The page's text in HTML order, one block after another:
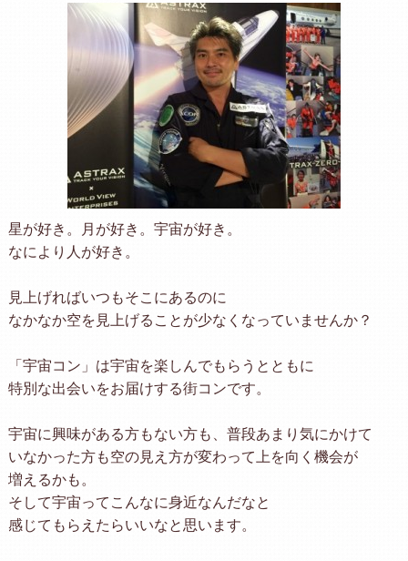
星が好き。月が好き。宇宙が好き。
なにより人が好き。
見上げればいつもそこにあるのに
なかなか空を見上げることが少なくなっていませんか？
「宇宙コン」は宇宙を楽しんでもらうとともに
特別な出会いをお届けする街コンです。
宇宙に興味がある方もない方も、普段あまり気にかけて
いなかった方も空の見え方が変わって上を向く機会が
増えるかも。
そして宇宙ってこんなに身近なんだなと
感じてもらえたらいいなと思います。